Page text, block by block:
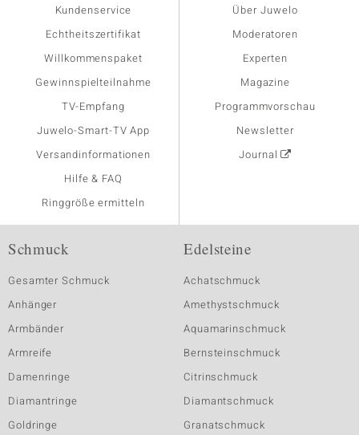
Kundenservice
Echtheitszertifikat
Willkommenspaket
Gewinnspielteilnahme
TV-Empfang
Juwelo-Smart-TV App
Versandinformationen
Hilfe & FAQ
Ringgröße ermitteln
Über Juwelo
Moderatoren
Experten
Magazine
Programmvorschau
Newsletter
Journal
Schmuck
Gesamter Schmuck
Anhänger
Armbänder
Armreife
Damenringe
Diamantringe
Goldringe
Edelsteine
Achatschmuck
Amethystschmuck
Aquamarinschmuck
Bernsteinschmuck
Citrinschmuck
Diamantschmuck
Granatschmuck